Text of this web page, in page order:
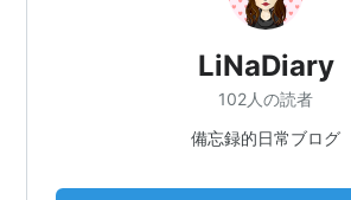
LiNaDiary
102人の読者
備忘録的日常ブログ